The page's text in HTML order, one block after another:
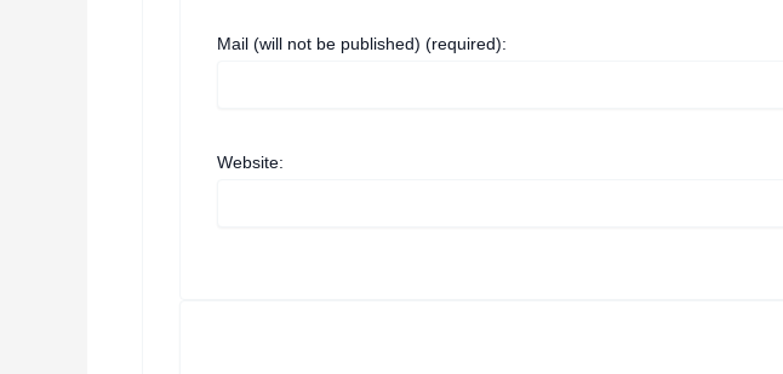
Mail (will not be published) (required):
Website: